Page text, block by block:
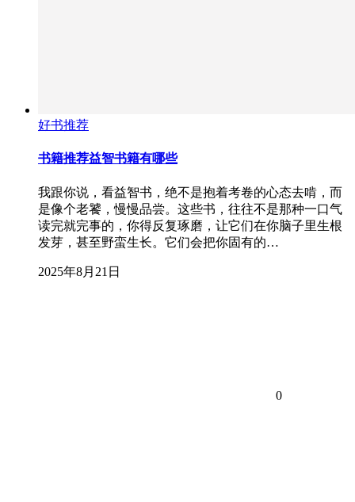
好书推荐
书籍推荐益智书籍有哪些
我跟你说，看益智书，绝不是抱着考卷的心态去啃，而
是像个老饕，慢慢品尝。这些书，往往不是那种一口气
读完就完事的，你得反复琢磨，让它们在你脑子里生根
发芽，甚至野蛮生长。它们会把你固有的…
2025年8月21日
0